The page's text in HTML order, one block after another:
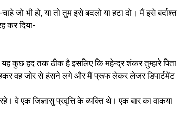
जो भी हो, या तो तुम इसे बदलो या हटा दो। मैं इसे बर्दाश्त
कर दिया-
कुछ हद तक ठीक है इसलिए कि महेन्द्र शंकर तुम्हारे पिता
वह जोर से हंसने लगे और मैं प्रूफ लेकर लेजर डिपार्टमेंट
वे एक जिज्ञासु प्रवृत्ति के व्यक्ति थे। एक बार का वाकया